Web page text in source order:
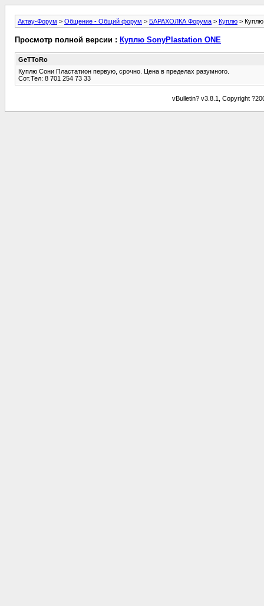
Актау-Форум > Общение - Общий форум > БАРАХОЛКА Форума > Куплю >
Просмотр полной версии : Куплю SonyPlastation ONE
GeTToRo
Куплю Сони Пластатион первую, срочно. Цена в пределах разумного.
Сот.Тел: 8 701 254 73 33
vBulletin? v3.8.1, Copyright